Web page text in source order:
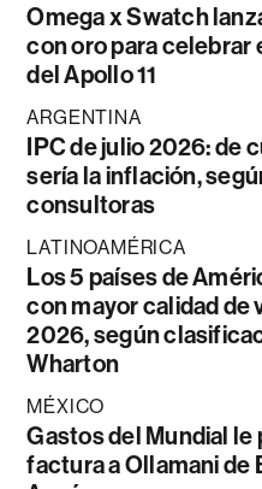
Omega x Swatch
con oro para celebrar
del Apollo 11
ARGENTINA
IPC de julio 2026: de
sería la inflación,
consultoras
LATINOAMÉRICA
Los 5 países de
con mayor calidad de
2026, según
Wharton
MÉXICO
Gastos del Mundial le
factura a Ollamani de